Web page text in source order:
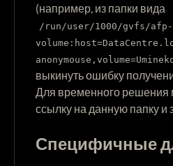
(например, из папки вида
/run/user/1000/gvfs/afp-
выкинуть ошибку
Для временного решения
ссылку на данную папку и
Специфичные